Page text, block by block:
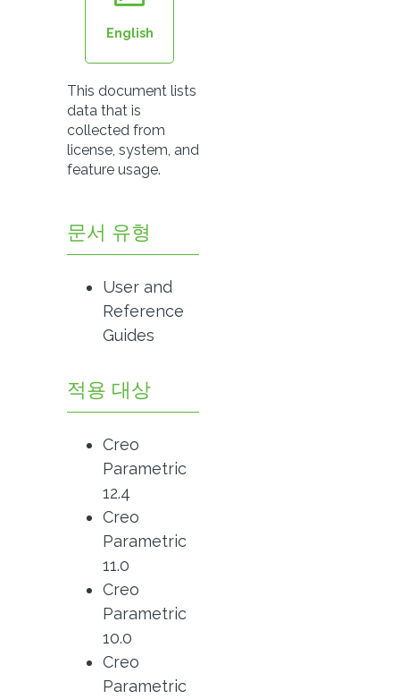
English
This document lists
data that is
collected from
license, system, and
feature usage.
문서 유형
User and
Reference
Guides
적용 대상
Creo
Parametric
12.4
Creo
Parametric
11.0
Creo
Parametric
10.0
Creo
Parametric